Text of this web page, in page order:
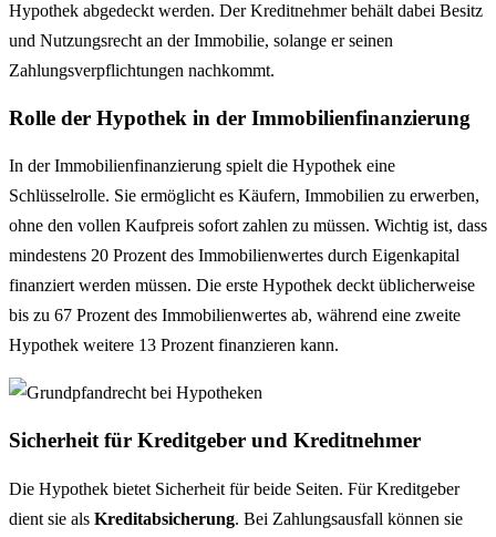
Hypothek abgedeckt werden. Der Kreditnehmer behält dabei Besitz
und Nutzungsrecht an der Immobilie, solange er seinen
Zahlungsverpflichtungen nachkommt.
Rolle der Hypothek in der Immobilienfinanzierung
In der Immobilienfinanzierung spielt die Hypothek eine
Schlüsselrolle. Sie ermöglicht es Käufern, Immobilien zu erwerben,
ohne den vollen Kaufpreis sofort zahlen zu müssen. Wichtig ist, dass
mindestens 20 Prozent des Immobilienwertes durch Eigenkapital
finanziert werden müssen. Die erste Hypothek deckt üblicherweise
bis zu 67 Prozent des Immobilienwertes ab, während eine zweite
Hypothek weitere 13 Prozent finanzieren kann.
Sicherheit für Kreditgeber und Kreditnehmer
Die Hypothek bietet Sicherheit für beide Seiten. Für Kreditgeber
dient sie als Kreditabsicherung. Bei Zahlungsausfall können sie